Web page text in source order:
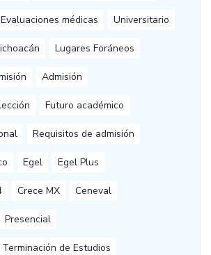
Evaluaciones médicas Universitario
Lugares Foráneos
Admisión
Futuro académico
Requisitos de admisión
Egel Egel Plus
Crece MX Ceneval
Presencial
de Estudios